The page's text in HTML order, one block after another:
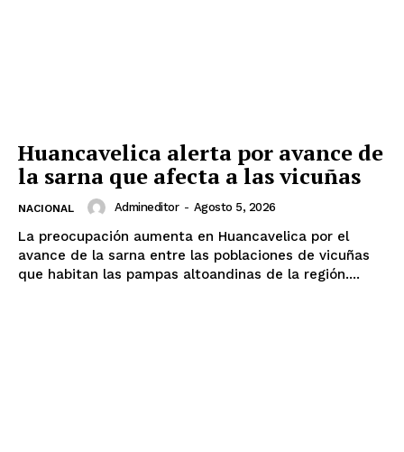
SUSCRIBETE
Diario los Andes
Huancavelica alerta por avance de
la sarna que afecta a las vicuñas
NACIONAL Admineditor - Agosto 5, 2026
La preocupación aumenta en Huancavelica por el
avance de la sarna entre las poblaciones de vicuñas
que habitan las pampas altoandinas de la región....